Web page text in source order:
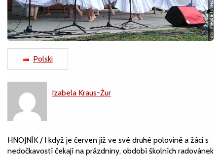
Polski
Izabela Kraus-Żur
HNOJNÍK / I když je červen již ve své druhé polovině a žáci s
nedočkavostí čekají na prázdniny, období školních radovánek